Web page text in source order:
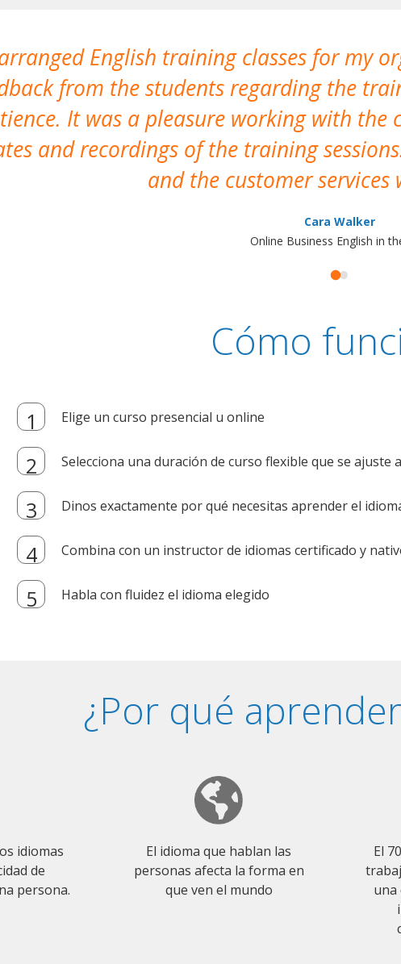
English training classes for my
from the students regarding the
It was a pleasure working with
and recordings of the training
and the customer services
Cara Walker
Online Business English in
Cómo
Elige un curso presencial u online
Selecciona una duración de curso flexible que se ajuste
Dinos exactamente por qué necesitas aprender el
Combina con un instructor de idiomas certificado y
Habla con fluidez el idioma elegido
¿Por qué
idiomas
de
persona.
El idioma que hablan las
personas afecta la forma en
que ven el mundo
El
una